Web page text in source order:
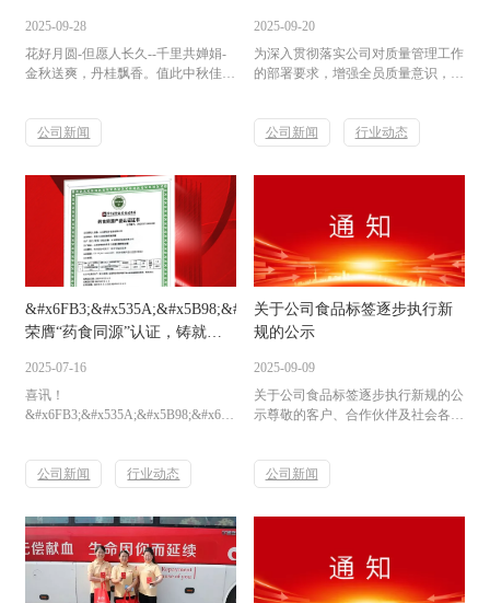
2025-09-28
花好月圆-但愿人长久--千里共婵娟-
金秋送爽，丹桂飘香。值此中秋佳节
向辛勤耕耘在各个岗位上的全体同仁
福！感谢大家一直以来的坚守与付
出，正是因为有你们的拼搏与奉献，
公司才能在发展的道路上稳步前行、
不断超越。福利暖心，情意满满中
秋，是团圆的节日，是思念的寄托，
更是中华文化中“家”的象征。为弘扬
传统文化，传递公司对员工的深切关
怀，让每...
公司新闻
2025-09-20
为深入贯彻落实公司对质量管理工作
的部署要求，增强全员质量意识，推
的“质量月”系列活动，通过丰富多彩
造了“人人重视质量、人人创造质
次活动围绕“你心中的质量”这一核心
话题，面向全体员工展开实时采访。
来自不同部门、不同岗位的员工结合
自身工作实际，畅谈对质量的理解与
感悟。有...
公司新闻 行业动态
荣膺“药食同源”认证，铸就健
2025-07-16
喜讯！
&#x6FB3;&#x535A;&#x5B98;&#x65B9;&#x7F51;&#x7AD9;&#97;&#112;&#112;
准”代表。该认证不仅是对产品天
显了
&#x6FB3;&#x535A;&#x5B98;&#x65B9;&#x7F51;&#x7AD9;&#97;&#112;&#112;“以
食养身”的科学理念。未来，我们将
持续深耕传统养生智慧，为消费者提
供更高品质的健康之选！
公司新闻 行业动态
关于公司食品标签逐步执行新
规的公示
2025-09-09
关于公司食品标签逐步执行新规的公
示尊敬的客户、合作伙伴及社会各界
产品标签信息的合规性、准确性与规
法权益，我司将分阶段、逐步推进所
就此事项公示如下：一、标签转换背
景国家相关监管部门发布的食品标签
新规（GB 7718—2025食品安全国家
公司新闻